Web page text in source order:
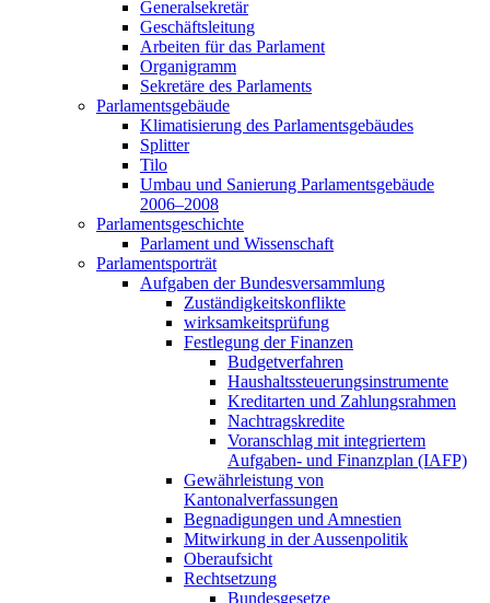
Generalsekretär
Geschäftsleitung
Arbeiten für das Parlament
Organigramm
Sekretäre des Parlaments
Parlamentsgebäude
Klimatisierung des Parlamentsgebäudes
Splitter
Tilo
Umbau und Sanierung Parlamentsgebäude
2006–2008
Parlamentsgeschichte
Parlament und Wissenschaft
Parlamentsporträt
Aufgaben der Bundesversammlung
Zuständigkeitskonflikte
wirksamkeitsprüfung
Festlegung der Finanzen
Budgetverfahren
Haushaltssteuerungsinstrumente
Kreditarten und Zahlungsrahmen
Nachtragskredite
Voranschlag mit integriertem
Aufgaben- und Finanzplan (IAFP)
Gewährleistung von
Kantonalverfassungen
Begnadigungen und Amnestien
Mitwirkung in der Aussenpolitik
Oberaufsicht
Rechtsetzung
Bundesgesetze